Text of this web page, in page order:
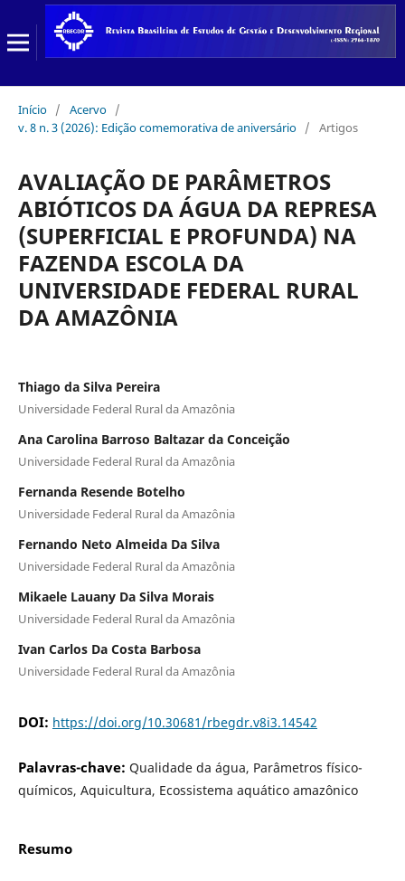
Início / Acervo /
v. 8 n. 3 (2026): Edição comemorativa de aniversário / Artigos
AVALIAÇÃO DE PARÂMETROS
ABIÓTICOS DA ÁGUA DA REPRESA
(SUPERFICIAL E PROFUNDA) NA
FAZENDA ESCOLA DA
UNIVERSIDADE FEDERAL RURAL
DA AMAZÔNIA
Thiago da Silva Pereira
Universidade Federal Rural da Amazônia
Ana Carolina Barroso Baltazar da Conceição
Universidade Federal Rural da Amazônia
Fernanda Resende Botelho
Universidade Federal Rural da Amazônia
Fernando Neto Almeida Da Silva
Universidade Federal Rural da Amazônia
Mikaele Lauany Da Silva Morais
Universidade Federal Rural da Amazônia
Ivan Carlos Da Costa Barbosa
Universidade Federal Rural da Amazônia
DOI: https://doi.org/10.30681/rbegdr.v8i3.14542
Palavras-chave: Qualidade da água, Parâmetros físico-
químicos, Aquicultura, Ecossistema aquático amazônico
Resumo